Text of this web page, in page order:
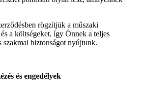
rögzítjük a műszaki
a költségeket, így Önnek a teljes
szakmai biztonságot nyújtunk.
és engedélyek